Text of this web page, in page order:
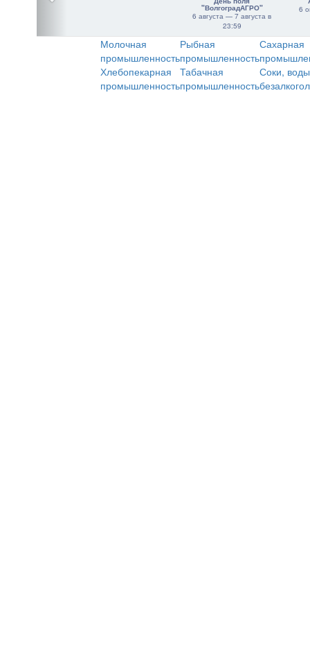
"ВолгоградАГРО"
6 августа — 7 августа в
23:59
6
Молочная
промышленность
Рыбная
промышленность
Сахарная
Хлебопекарная
промышленность
Табачная
промышленность
Соки,